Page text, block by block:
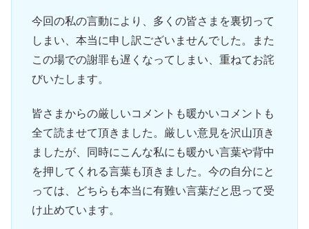
今回の私の言動により、多くの皆さまを裏切って
しまい、本当に申し訳ございませんでした。また
この場での謝罪も遅くなってしまい、重ねてお詫
びいたします。
皆さまからの厳しいコメントも暖かいコメントも
全て読ませて頂きました。厳しい意見を沢山頂き
ましたが、同時にこんな私にも暖かい言葉や背中
を押してくれる言葉も頂きました。今の自分にと
っては、どちらも本当に有難い言葉だと思って受
け止めています。